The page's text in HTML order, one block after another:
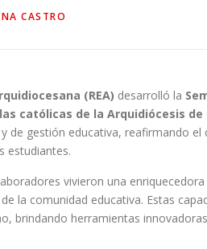
CASTRO
(REA) desarrolló la
católicas de la Arquidiócesis de
de gestión educativa, reafirmando
estudiantes.
vivieron una
la comunidad educativa. Estas
brindando herramientas